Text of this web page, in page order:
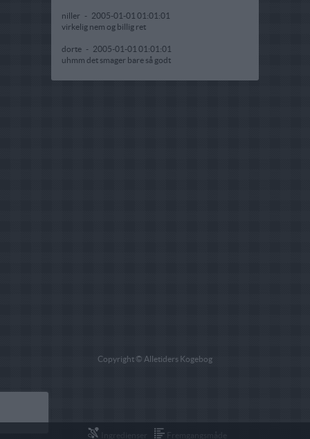
niller - 2005-01-01 01:01:01
virkelig nem og billig ret
dorte - 2005-01-01 01:01:01
uhmm det smager bare så godt
Copyright © Alletiders Kogebog